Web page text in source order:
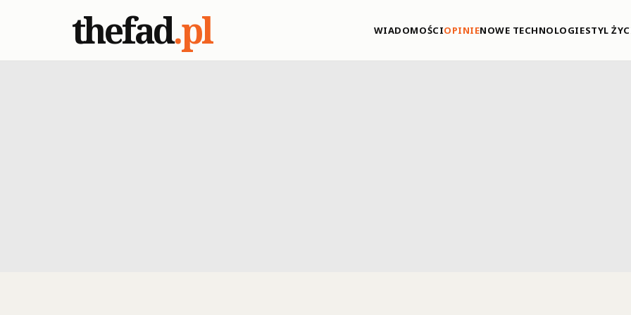
thefad.pl WIADOMOŚCIOPINIENOWE TECHNOLOGIESTYL